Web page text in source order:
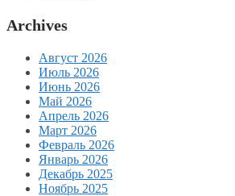
Archives
Август 2026
Июль 2026
Июнь 2026
Май 2026
Апрель 2026
Март 2026
Февраль 2026
Январь 2026
Декабрь 2025
Ноябрь 2025